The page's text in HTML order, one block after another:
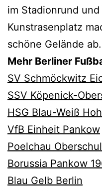
im Stadionrund
Kunstrasenplatz
schöne Gelände ab.
Mehr Berliner
SV Schmöckwitz
SSV Köpenick-
HSG Blau-Weiß
VfB Einheit Pankow
Poelchau
Borussia Pankow
Blau Gelb Berlin